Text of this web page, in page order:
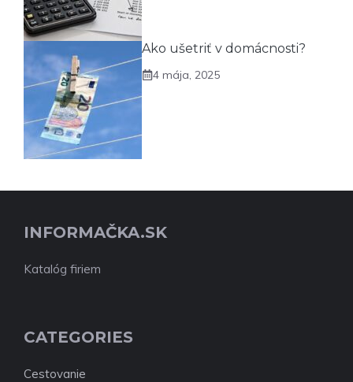
Ako ušetriť v domácnosti?
4 mája, 2025
INFORMAČKA.SK
Katalóg firiem
CATEGORIES
Cestovanie